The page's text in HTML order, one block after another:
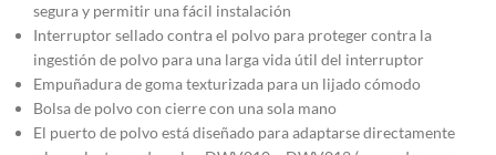
segura y permitir una fácil instalación
Interruptor sellado contra el polvo para proteger contra la
ingestión de polvo para una larga vida útil del interruptor
Empuñadura de goma texturizada para un lijado cómodo
Bolsa de polvo con cierre con una sola mano
El puerto de polvo está diseñado para adaptarse directamente